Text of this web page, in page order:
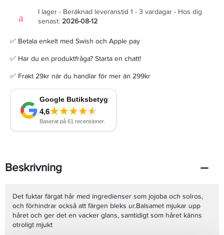
I lager - Beräknad leveranstid 1 - 3 vardagar - Hos dig
senast: 2026-08-12
✅ Betala enkelt med Swish och Apple pay
✅ Har du en produktfråga? Starta en chatt!
✅ Frakt 29kr när du handlar för mer än 299kr
Beskrivning
Det fuktar färgat hår med ingredienser som jojoba och solros,
och förhindrar också att färgen bleks ur.Balsamet mjukar upp
håret och ger det en vacker glans, samtidigt som håret känns
otroligt mjukt